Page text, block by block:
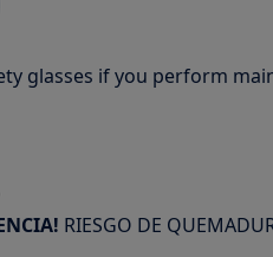
glasses if you perform
RIESGO DE